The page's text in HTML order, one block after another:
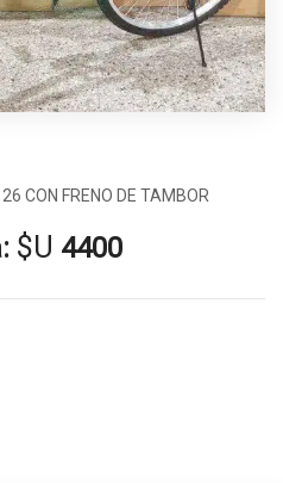
CON FRENO DE TAMBOR
$U 4400